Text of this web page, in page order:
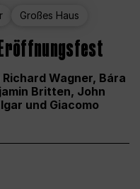
Großes Haus
Wagner, Bára
Britten, John
und Giacomo